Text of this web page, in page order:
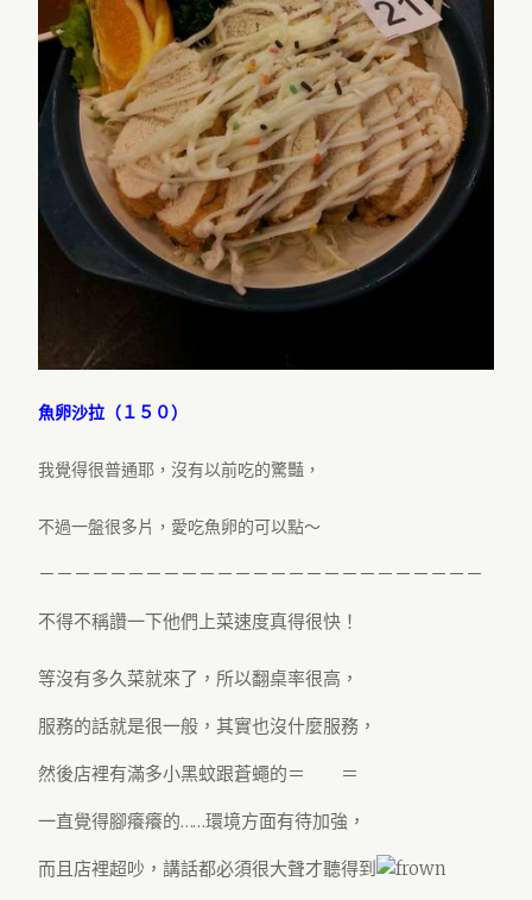
魚卵沙拉（１５０）
我覺得很普通耶，沒有以前吃的驚豔，
不過一盤很多片，愛吃魚卵的可以點～
－－－－－－－－－－－－－－－－－－－－－－－－－
不得不稱讚一下他們上菜速度真得很快！
等沒有多久菜就來了，所以翻桌率很高，
服務的話就是很一般，其實也沒什麼服務，
然後店裡有滿多小黑蚊跟蒼蠅的＝ ＝
一直覺得腳癢癢的……環境方面有待加強，
而且店裡超吵，講話都必須很大聲才聽得到